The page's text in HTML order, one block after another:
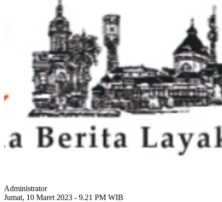
Administrator
Jumat, 10 Maret 2023 - 9.21 PM WIB